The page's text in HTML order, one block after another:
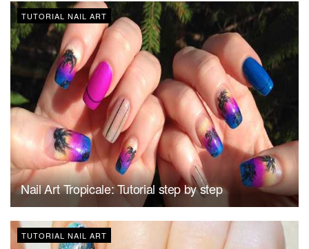
TUTORIAL NAIL ART
Nail Art Tropicale: Tutorial step by step
TUTORIAL NAIL ART